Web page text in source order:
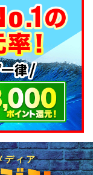
ディア